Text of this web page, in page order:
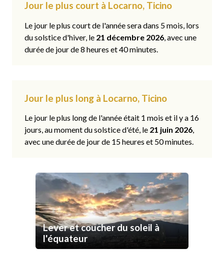
Jour le plus court à Locarno, Ticino
Le jour le plus court de l'année sera dans 5 mois, lors
du solstice d'hiver, le 21 décembre 2026, avec une
durée de jour de 8 heures et 40 minutes.
Jour le plus long à Locarno, Ticino
Le jour le plus long de l'année était 1 mois et il y a 16
jours, au moment du solstice d'été, le 21 juin 2026,
avec une durée de jour de 15 heures et 50 minutes.
Lever et coucher du soleil à
l'équateur